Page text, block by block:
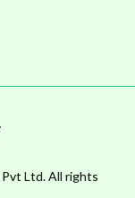
Ltd. All rights